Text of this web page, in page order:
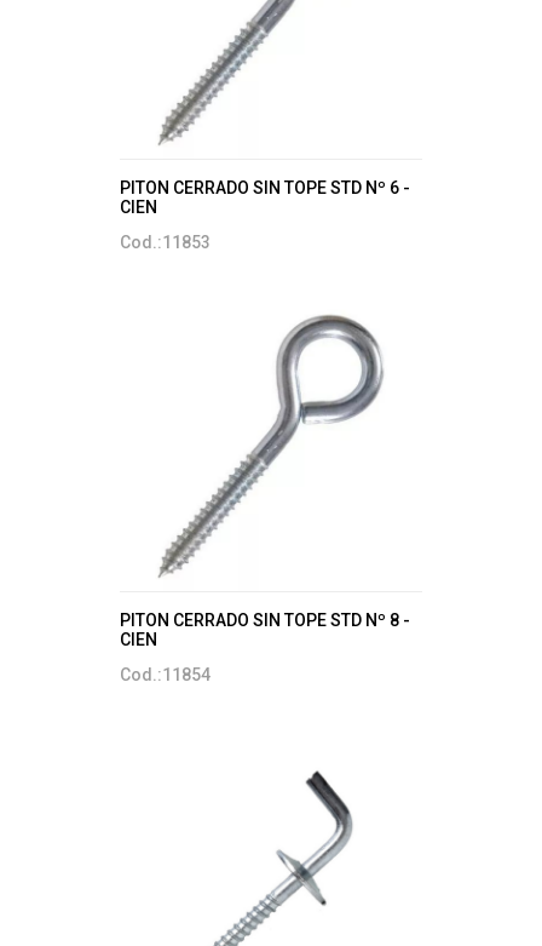
PITON CERRADO SIN TOPE STD Nº 6 -
CIEN
Cod.:11853
PITON CERRADO SIN TOPE STD Nº 8 -
CIEN
Cod.:11854